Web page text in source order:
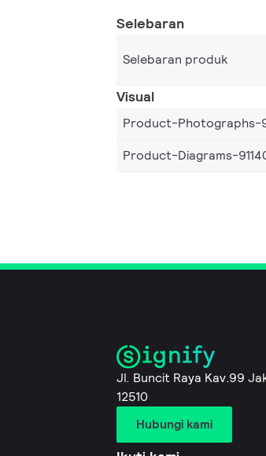
Selebaran
Selebaran produk
Visual
Product-Photographs-
Product-Diagrams-
Jl. Buncit Raya Kav.99
12510
Hubungi kami